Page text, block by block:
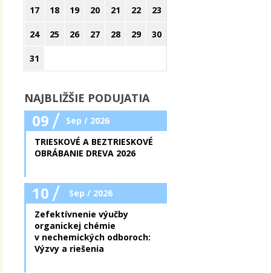
17 18 19 20 21 22 23
24 25 26 27 28 29 30
31
NAJBLIŽŠIE PODUJATIA
09/ Sep / 2026
TRIESKOVÉ A BEZTRIESKOVÉ
OBRÁBANIE DREVA 2026
10/
Sep / 2026
Zefektívnenie výučby
organickej chémie
v nechemických odboroch:
Výzvy a riešenia